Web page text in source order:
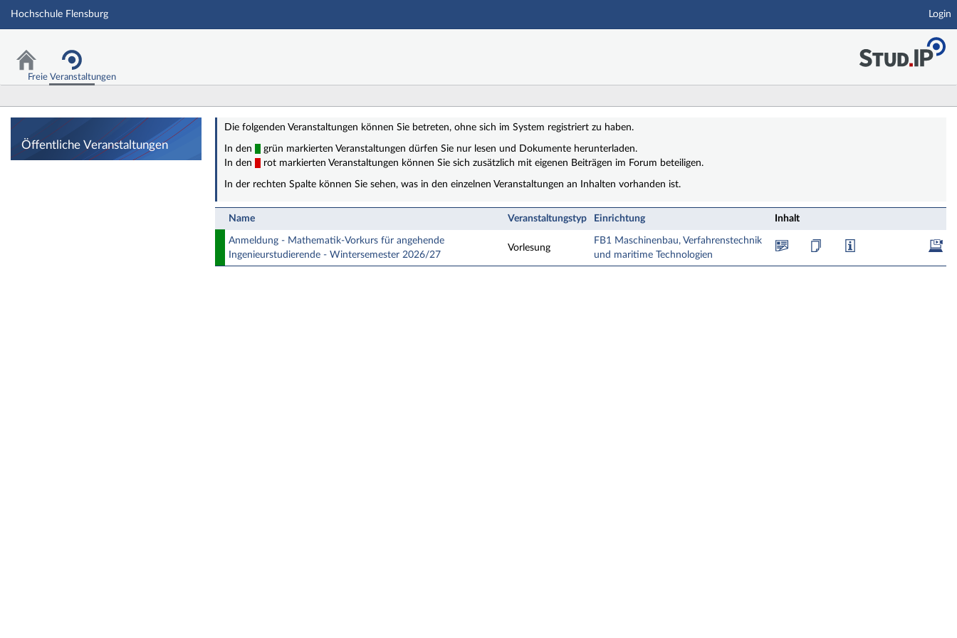
Hauptnavigation
Hochschule Flensburg Login
Freie Veranstaltungen
Öffentliche Veranstaltungen
Öffentliche Veranstaltungen
Die folgenden Veranstaltungen können Sie betreten, ohne sich im System registriert zu haben.
In den
grün markierten Veranstaltungen dürfen Sie nur lesen und Dokumente herunterladen.
In den
rot markierten Veranstaltungen können Sie sich zusätzlich mit eigenen Beiträgen im Forum beteiligen.
In der rechten Spalte können Sie sehen, was in den einzelnen Veranstaltungen an Inhalten vorhanden ist.
Name Veranstaltungstyp Einrichtung Inhalt
Anmeldung - Mathematik-Vorkurs für angehende
Ingenieurstudierende - Wintersemester 2026/27
Vorlesung
FB1 Maschinenbau, Verfahrenstechnik
und maritime Technologien